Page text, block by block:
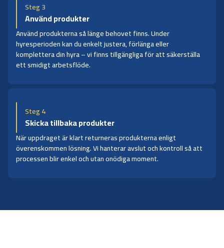
Steg 3
Använd produkter
Använd produkterna så länge behovet finns. Under
hyresperioden kan du enkelt justera, förlänga eller
komplettera din hyra – vi finns tillgängliga för att säkerställa
ett smidigt arbetsflöde.
Steg 4
Skicka tillbaka produkter
När uppdraget är klart returneras produkterna enligt
överenskommen lösning. Vi hanterar avslut och kontroll så att
processen blir enkel och utan onödiga moment.